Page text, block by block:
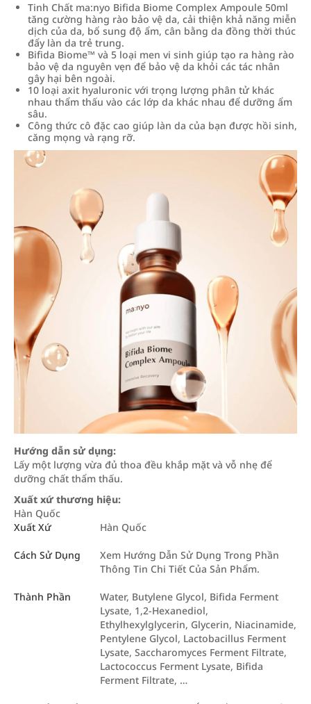
Tinh Chất ma:nyo Bifida Biome Complex Ampoule 50ml
tăng cường hàng rào bảo vệ da, cải thiện khả năng miễn
dịch của da, bổ sung độ ẩm, cân bằng da đồng thời thúc
đẩy làn da trẻ trung.
Bifida Biome™ và 5 loại men vi sinh giúp tạo ra hàng rào
bảo vệ da nguyên vẹn để bảo vệ da khỏi các tác nhân
gây hại bên ngoài.
10 loại axit hyaluronic với trọng lượng phân tử khác
nhau thẩm thấu vào các lớp da khác nhau để dưỡng ẩm
sâu.
Công thức cô đặc cao giúp làn da của bạn được hồi sinh,
căng mọng và rạng rỡ.
Hướng dẫn sử dụng:
Lấy một lượng vừa đủ thoa đều khắp mặt và vỗ nhẹ để
dưỡng chất thẩm thấu.
Xuất xứ thương hiệu:
Hàn Quốc
Xuất Xứ
Hàn Quốc
Cách Sử Dụng
Xem Hướng Dẫn Sử Dụng Trong Phần
Thông Tin Chi Tiết Của Sản Phẩm.
Thành Phần
Water, Butylene Glycol, Bifida Ferment
Lysate, 1,2-Hexanediol,
Ethylhexylglycerin, Glycerin, Niacinamide,
Pentylene Glycol, Lactobacillus Ferment
Lysate, Saccharomyces Ferment Filtrate,
Lactococcus Ferment Lysate, Bifida
Ferment Filtrate, …